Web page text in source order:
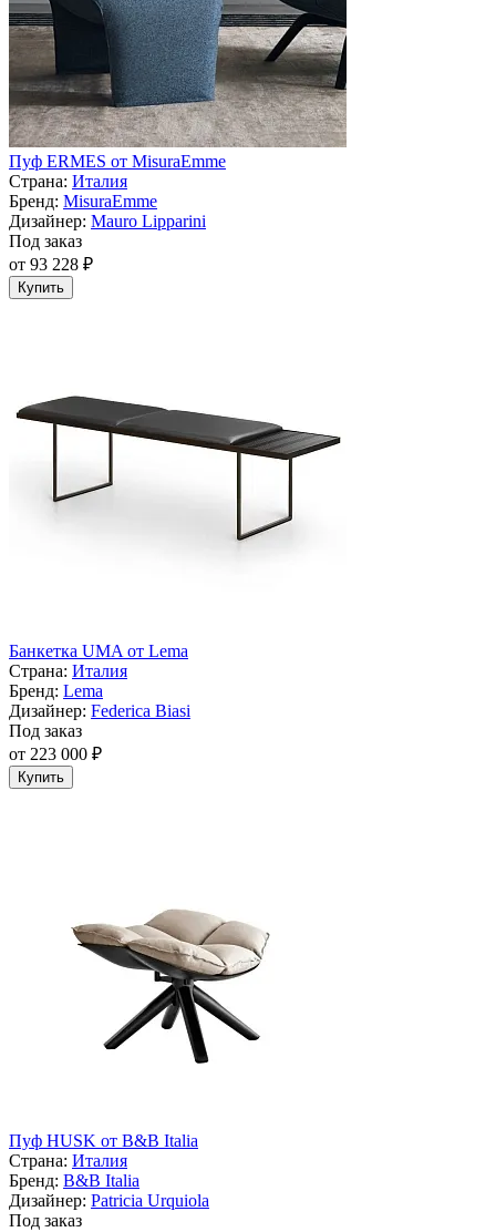
Пуф ERMES от MisuraEmme
Страна: Италия
Бренд: MisuraEmme
Дизайнер: Mauro Lipparini
Под заказ
от 93 228 ₽
Купить
Банкетка UMA от Lema
Страна: Италия
Бренд: Lema
Дизайнер: Federica Biasi
Под заказ
от 223 000 ₽
Купить
Пуф HUSK от B&B Italia
Страна: Италия
Бренд: B&B Italia
Дизайнер: Patricia Urquiola
Под заказ